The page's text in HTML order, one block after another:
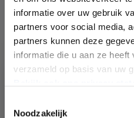
informatie over uw gebruik
partners voor social media,
partners kunnen deze
informatie die u aan ze
verzameld op basis van uw
Noodzakelijk
Patroon:
Kleur:
Plankdikte (mm):